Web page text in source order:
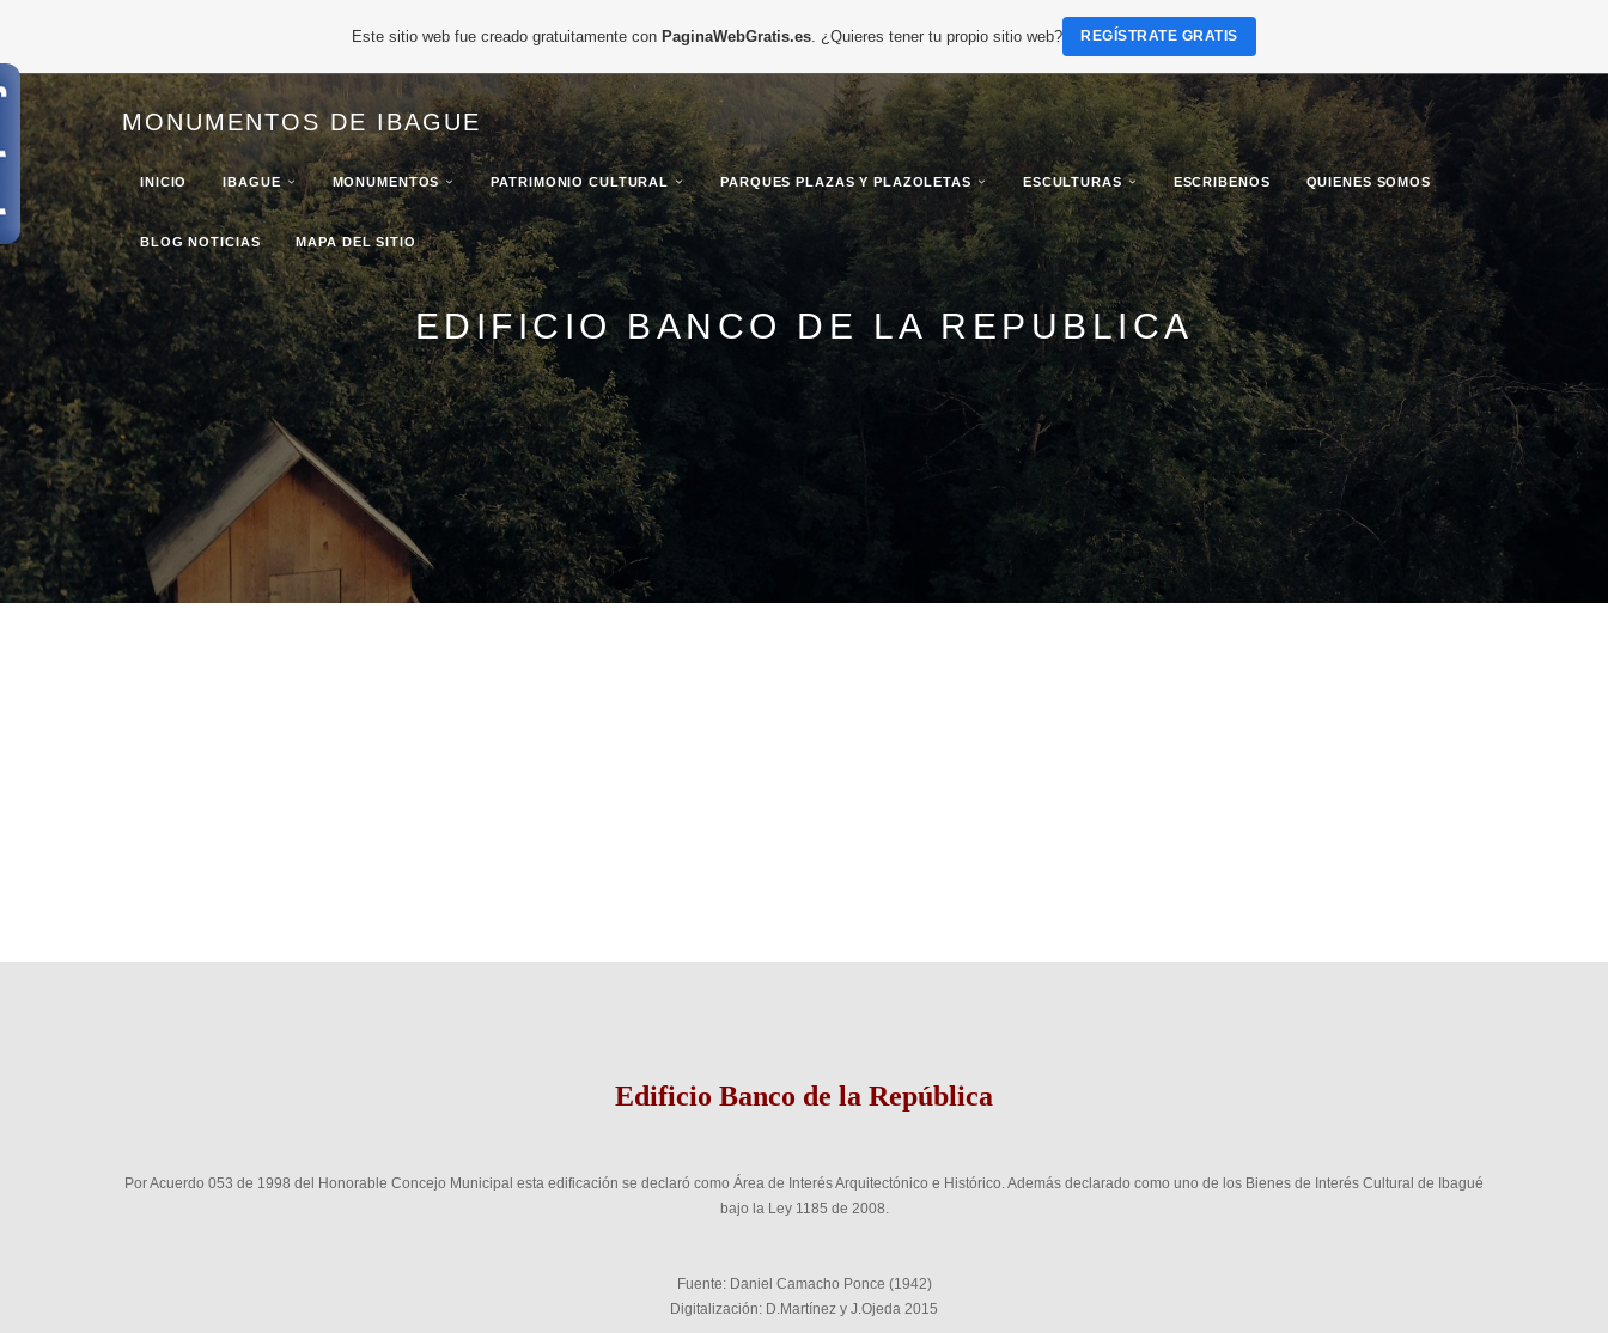
MONUMENTOS DE IBAGUE
INICIO IBAGUE MONUMENTOS PATRIMONIO CULTURAL PARQUES PLAZAS Y PLAZOLETAS ESCULTURAS ESCRIBENOS QUIENES SOMOS
BLOG NOTICIAS MAPA DEL SITIO
EDIFICIO BANCO DE LA REPUBLICA
Edificio Banco de la República
Por Acuerdo 053 de 1998 del Honorable Concejo Municipal esta edificación se declaró como Área de Interés Arquitectónico e Histórico. Además declarado como uno de los Bienes de Interés Cultural de Ibagué
bajo la Ley 1185 de 2008.
Fuente: Daniel Camacho Ponce (1942)
Digitalización: D.Martínez y J.Ojeda 2015
Este sitio web fue creado gratuitamente conPaginaWebGratis.es . ¿Quieres tener tu propio sitio web? REGÍSTRATE GRATIS